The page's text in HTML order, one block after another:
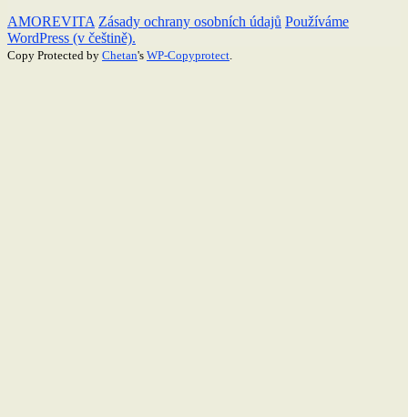
AMOREVITA Zásady ochrany osobních údajů Používáme
WordPress (v češtině).
Copy Protected by Chetan's WP-Copyprotect.